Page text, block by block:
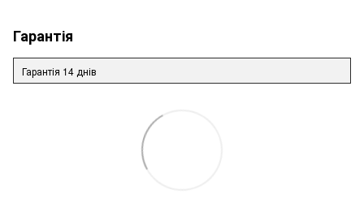
Гарантія
Гарантія 14 днів